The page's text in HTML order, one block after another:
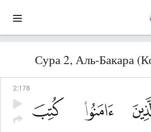
Сура 2, Аль-Бакара
2:178